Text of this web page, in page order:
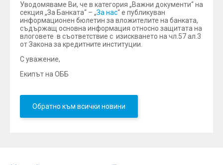
Уводомяваме Ви, че в категория „Важни документи“ на
секция „За Банката“ – „За нас“ е публикуван
информационен бюлетин за вложителите на банката,
съдържащ основна информация относно защитата на
влоговете в съответствие с изискването на чл.57 ал.3
от Закона за кредитните институции.
С уважение,
Екипът на ОББ
Обратно към всички новини